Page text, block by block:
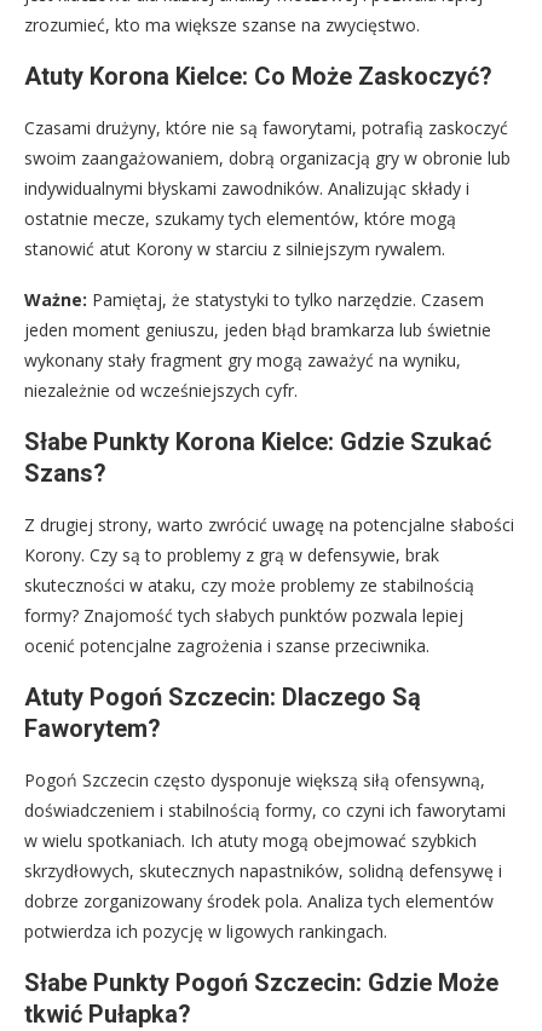
zrozumieć, kto ma większe szanse na zwycięstwo.
Atuty Korona Kielce: Co Może Zaskoczyć?
Czasami drużyny, które nie są faworytami, potrafią zaskoczyć
swoim zaangażowaniem, dobrą organizacją gry w obronie lub
indywidualnymi błyskami zawodników. Analizując składy i
ostatnie mecze, szukamy tych elementów, które mogą
stanowić atut Korony w starciu z silniejszym rywalem.
Ważne: Pamiętaj, że statystyki to tylko narzędzie. Czasem
jeden moment geniuszu, jeden błąd bramkarza lub świetnie
wykonany stały fragment gry mogą zaważyć na wyniku,
niezależnie od wcześniejszych cyfr.
Słabe Punkty Korona Kielce: Gdzie Szukać
Szans?
Z drugiej strony, warto zwrócić uwagę na potencjalne słabości
Korony. Czy są to problemy z grą w defensywie, brak
skuteczności w ataku, czy może problemy ze stabilnością
formy? Znajomość tych słabych punktów pozwala lepiej
ocenić potencjalne zagrożenia i szanse przeciwnika.
Atuty Pogoń Szczecin: Dlaczego Są
Faworytem?
Pogoń Szczecin często dysponuje większą siłą ofensywną,
doświadczeniem i stabilnością formy, co czyni ich faworytami
w wielu spotkaniach. Ich atuty mogą obejmować szybkich
skrzydłowych, skutecznych napastników, solidną defensywę i
dobrze zorganizowany środek pola. Analiza tych elementów
potwierdza ich pozycję w ligowych rankingach.
Słabe Punkty Pogoń Szczecin: Gdzie Może
tkwić Pułapka?